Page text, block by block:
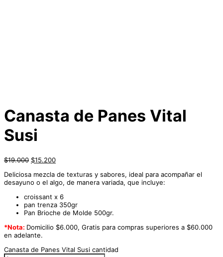
Canasta de Panes Vital
Susi
$19.000 $15.200
Deliciosa mezcla de texturas y sabores, ideal para acompañar el
desayuno o el algo, de manera variada, que incluye:
croissant x 6
pan trenza 350gr
Pan Brioche de Molde 500gr.
*Nota: Domicilio $6.000, Gratis para compras superiores a $60.000
en adelante.
Canasta de Panes Vital Susi cantidad